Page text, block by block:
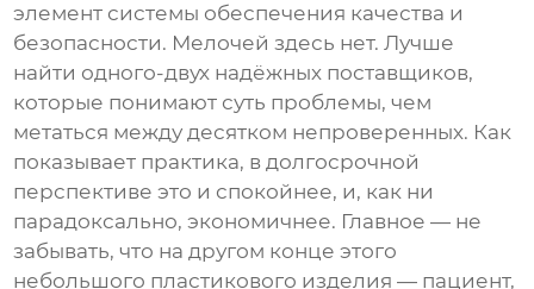
элемент системы обеспечения качества и
безопасности. Мелочей здесь нет. Лучше
найти одного-двух надёжных поставщиков,
которые понимают суть проблемы, чем
метаться между десятком непроверенных. Как
показывает практика, в долгосрочной
перспективе это и спокойнее, и, как ни
парадоксально, экономичнее. Главное — не
забывать, что на другом конце этого
небольшого пластикового изделия — пациент,